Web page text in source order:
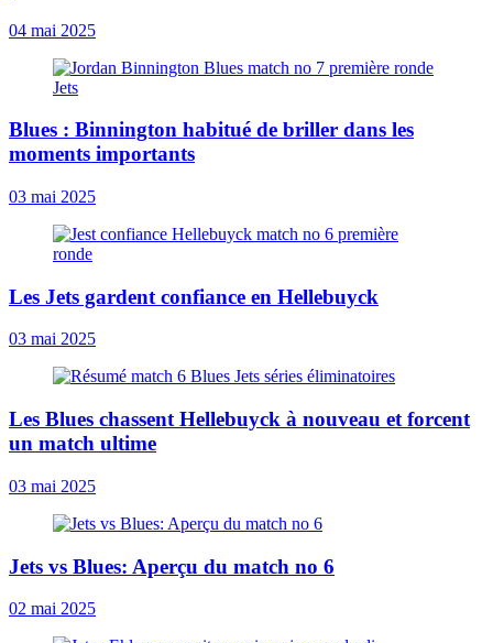
04 mai 2025
Blues : Binnington habitué de briller dans les
moments importants
03 mai 2025
Les Jets gardent confiance en Hellebuyck
03 mai 2025
Les Blues chassent Hellebuyck à nouveau et forcent
un match ultime
03 mai 2025
Jets vs Blues: Aperçu du match no 6
02 mai 2025